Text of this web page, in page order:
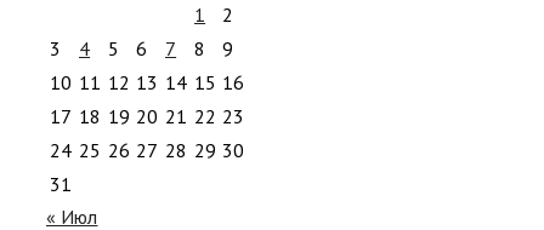
1
2
3
4 5 6 7 8
9
10 11 12 13 14 15 16
17 18 19 20 21 22 23
24 25 26 27 28 29 30
31
« Июл